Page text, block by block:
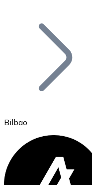
Bitcoin
Ethereum
Bilbao